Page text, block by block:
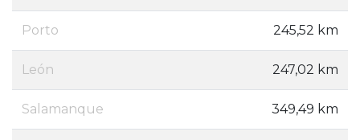
Porto 245,52 km
León 247,02 km
Salamanque 349,49 km